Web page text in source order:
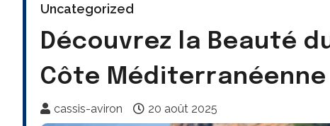
Uncategorized
Découvrez la Beauté
Côte Méditerranéenne
cassis-aviron 20 août 2025